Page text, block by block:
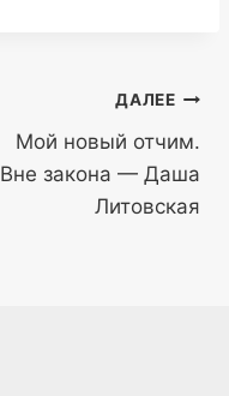
ДАЛЕЕ
Мой новый отчим.
Вне закона — Даша
Литовская